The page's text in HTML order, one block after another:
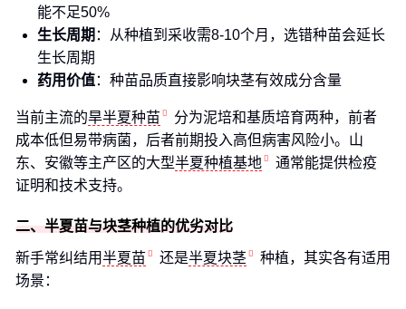
能不足50%
生长周期 ：从种植到采收需8-10个月，选错种苗会延长
生长周期
药用价值：种苗品质直接影响块茎有效成分含量
当前主流的旱半夏种苗
分为泥培和基质培育两种，前者
成本低但易带病菌，后者前期投入高但病害风险小。山
东、安徽等主产区的大型半夏种植基地
通常能提供检疫
证明和技术支持。
二、半夏苗与块茎种植的优劣对比
新手常纠结用半夏苗 还是半夏块茎
种植，其实各有适用
场景：